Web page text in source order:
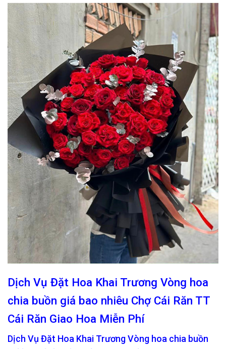
Dịch Vụ Đặt Hoa Khai Trương Vòng hoa
chia buồn giá bao nhiêu Chợ Cái Răn TT
Cái Răn Giao Hoa Miễn Phí
Dịch Vụ Đặt Hoa Khai Trương Vòng hoa chia buồn